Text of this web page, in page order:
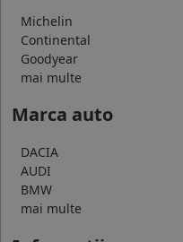
Michelin
Continental
Goodyear
mai multe
Marca auto
DACIA
AUDI
BMW
mai multe